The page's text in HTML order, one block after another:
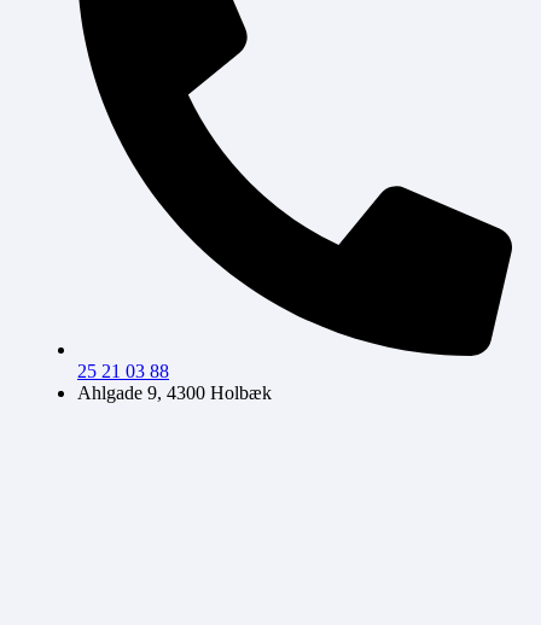
25 21 03 88
Ahlgade 9, 4300 Holbæk